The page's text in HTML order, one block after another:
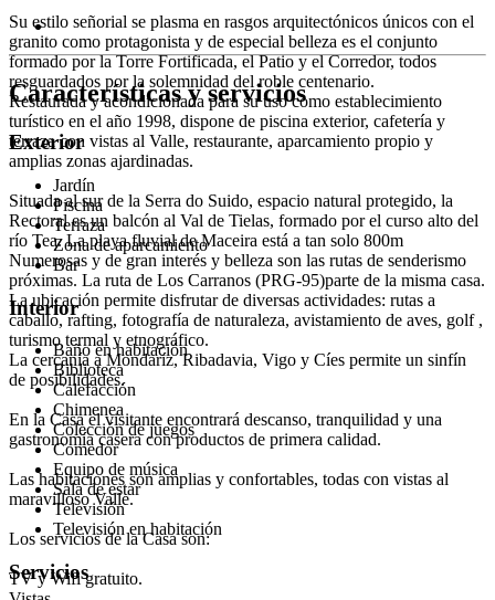
Su estilo señorial se plasma en rasgos arquitectónicos únicos con el
granito como protagonista y de especial belleza es el conjunto
formado por la Torre Fortificada, el Patio y el Corredor, todos
resguardados por la solemnidad del roble centenario.
Restaurada y acondicionada para su uso como establecimiento
turístico en el año 1998, dispone de piscina exterior, cafetería y
terraza con vistas al Valle, restaurante, aparcamiento propio y
amplias zonas ajardinadas.
Situada al sur de la Serra do Suido, espacio natural protegido, la
Rectoral es un balcón al Val de Tielas, formado por el curso alto del
río Tea. La playa fluvial de Maceira está a tan solo 800m
Numerosas y de gran interés y belleza son las rutas de senderismo
próximas. La ruta de Los Carranos (PRG-95)parte de la misma casa.
La ubicación permite disfrutar de diversas actividades: rutas a
caballo, rafting, fotografía de naturaleza, avistamiento de aves, golf ,
turismo termal y etnográfico.
La cercanía a Mondaríz, Ribadavia, Vigo y Cíes permite un sinfín
de posibilidades.
En la Casa el visitante encontrará descanso, tranquilidad y una
gastronomía casera con productos de primera calidad.
Las habitaciones son amplias y confortables, todas con vistas al
maravilloso Valle.
Los servicios de la Casa son:
TV y Wifi gratuito.
Características y servicios
Exterior
Jardín
Piscina
Terraza
Zona de aparcamiento
Bar
Interior
Baño en habitación
Biblioteca
Calefacción
Chimenea
Colección de juegos
Comedor
Equipo de música
Sala de estar
Televisión
Televisión en habitación
Servicios